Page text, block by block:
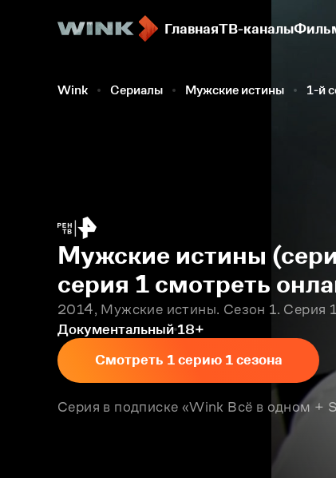
ГлавнаяТВ-каналы
Wink Сериалы Мужские истины 1-й
Мужские истины
серия 1 смотреть
2014, Мужские истины. Сезон 1. Серия 1
Документальный 18+
Смотреть 1 серию 1 сезона
Серия в подписке «Wink Всё в одном +